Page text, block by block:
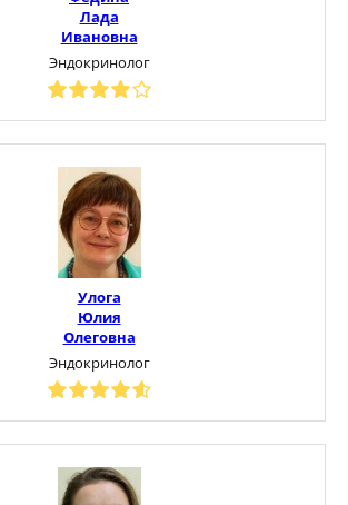
Лада
Ивановна
Эндокринолог
Улога
Юлия
Олеговна
Эндокринолог